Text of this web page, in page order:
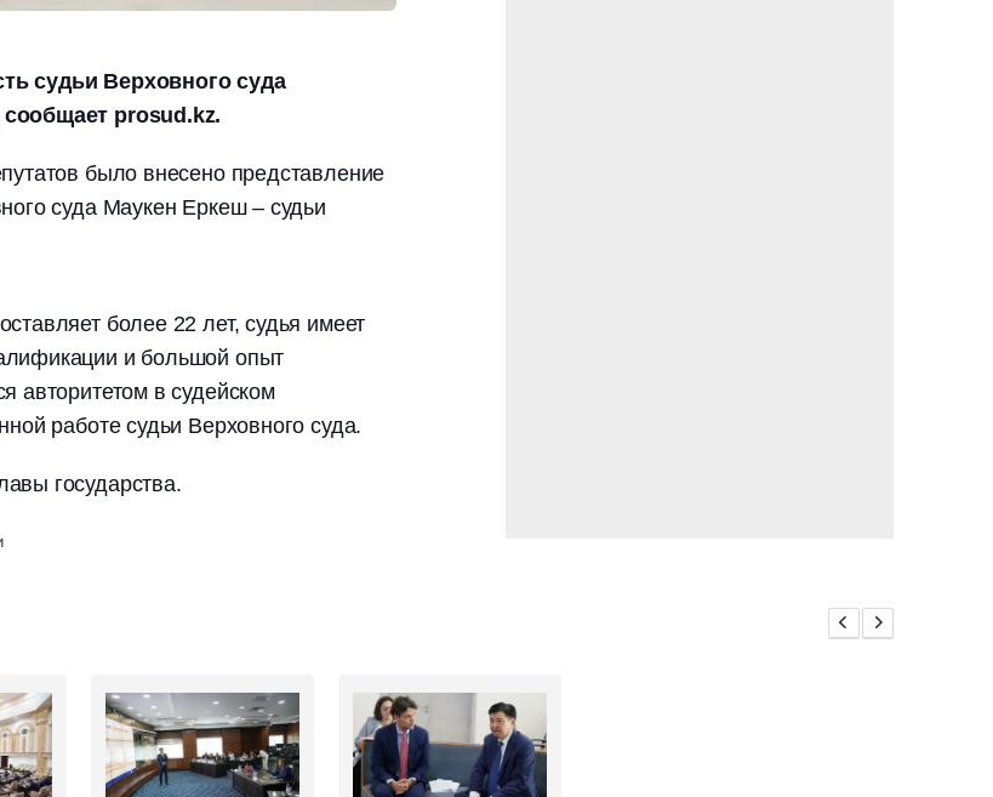
судьи Верховного суда
prosud.kz.
было внесено представление
суда Маукен Еркеш – судьи
более 22 лет, судья имеет
и большой опыт
авторитетом в судейском
работе судьи Верховного суда.
государства.